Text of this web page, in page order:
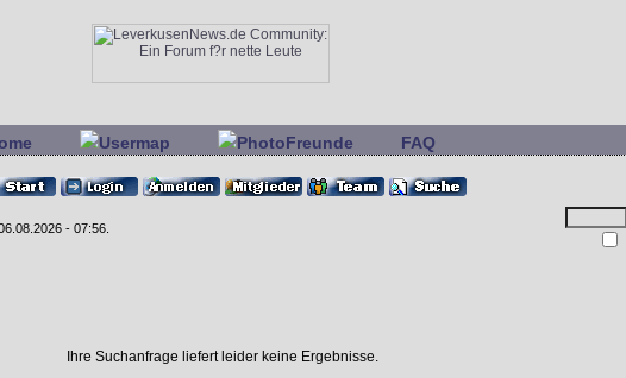
Usermap PhotoFreunde FAQ
- 07:56.
Ihre Suchanfrage liefert leider keine Ergebnisse.